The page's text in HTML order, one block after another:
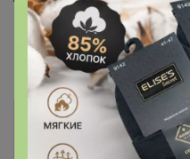
Информация о
лишь членам